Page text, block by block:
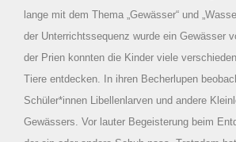
lange mit dem Thema „Gewässer“ und
der Unterrichtssequenz wurde ein Gewässer
der Prien konnten die Kinder viele
Tiere entdecken. In ihren Becherlupen
Schüler*innen Libellenlarven und andere
Gewässers. Vor lauter Begeisterung beim